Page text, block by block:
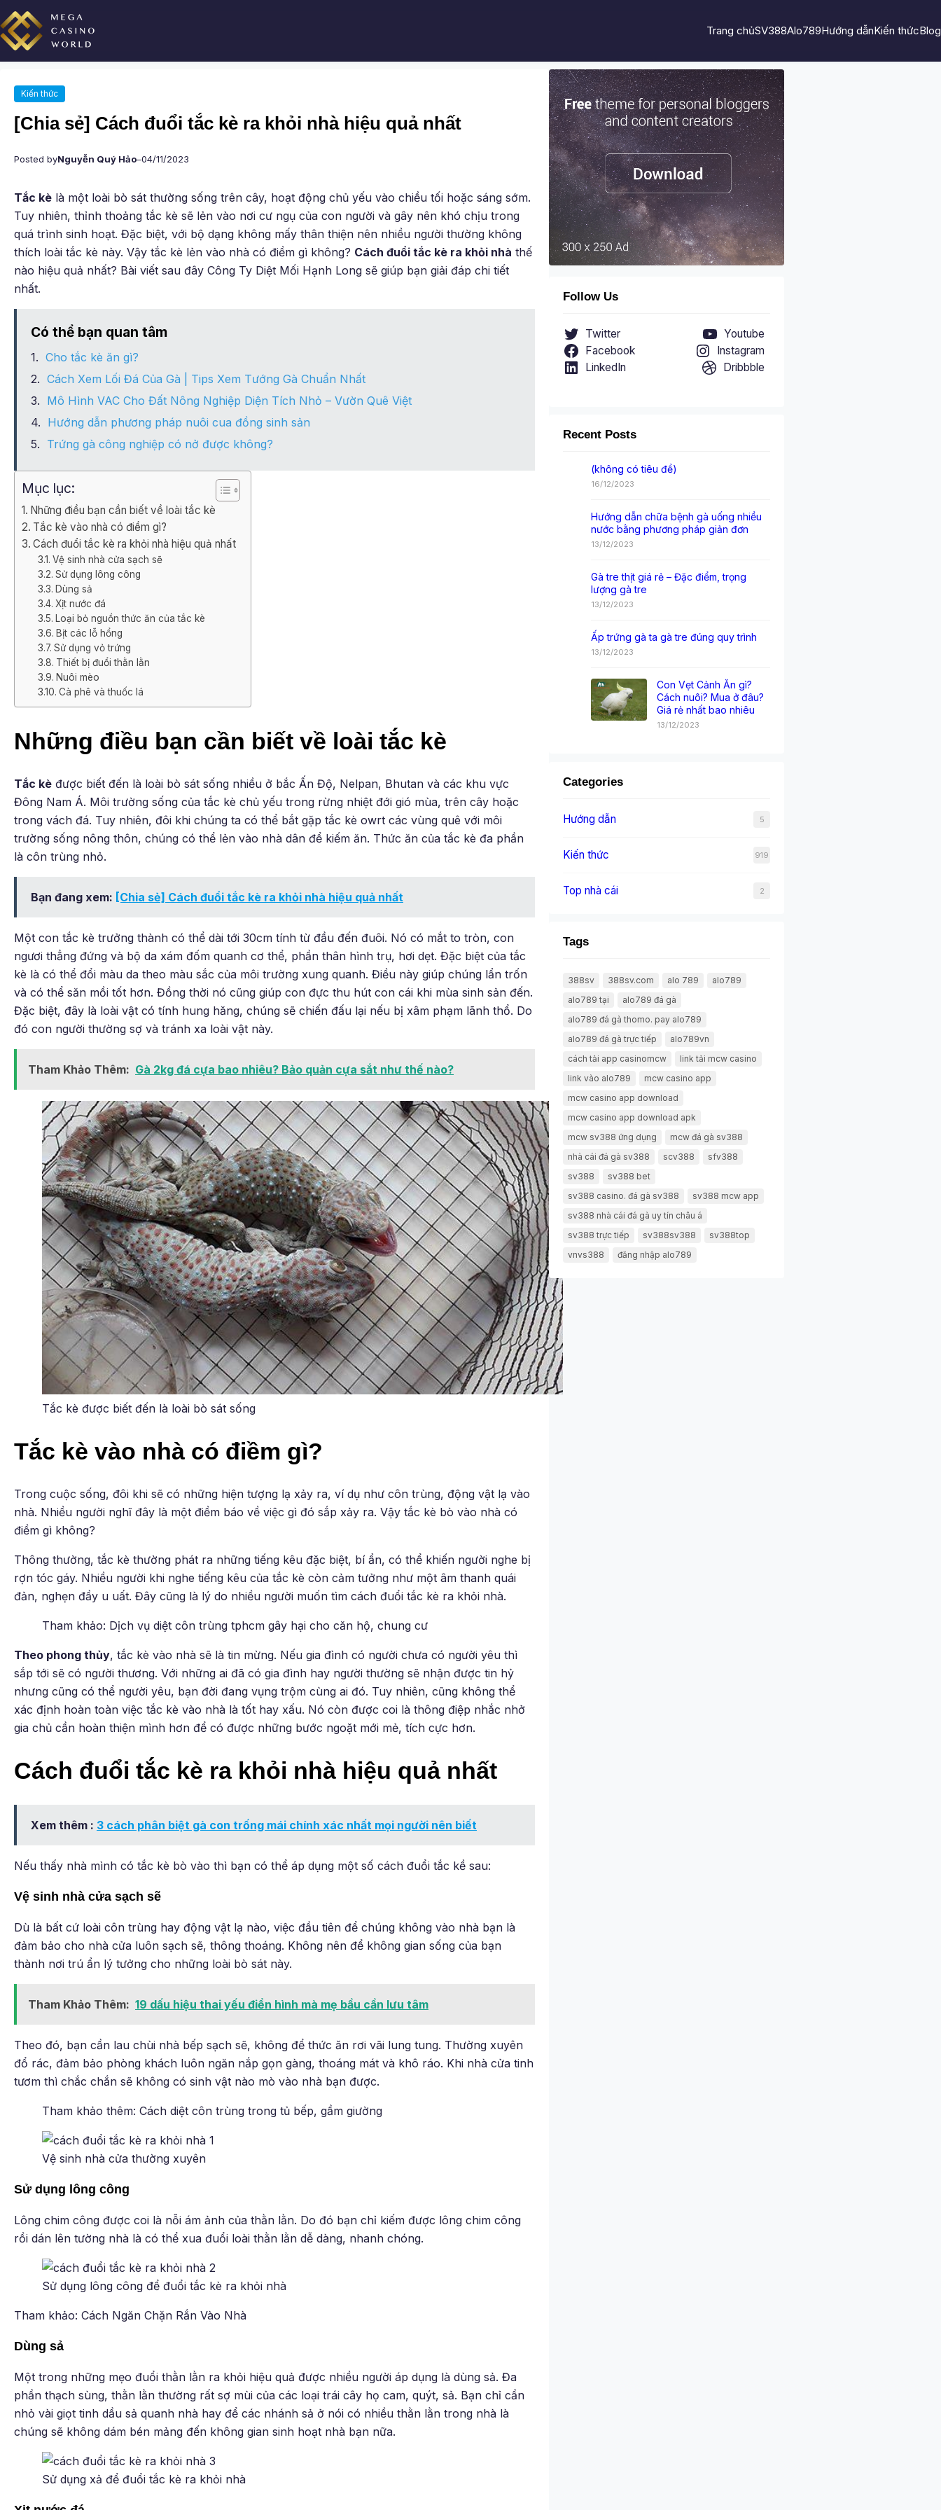
Chuyển
đến
phần
nội
Trang chủSV388Alo789Hướng dẫnKiến thứcBlog
Kiến thức
[Chia sẻ] Cách đuổi tắc kè ra khỏi nhà hiệu quả nhất
Posted byNguyễn Quý Hảo–04/11/2023
Tắc kè là một loài bò sát thường sống trên cây, hoạt động chủ yếu vào chiều tối hoặc sáng sớm.
Tuy nhiên, thỉnh thoảng tắc kè sẽ lẻn vào nơi cư ngụ của con người và gây nên khó chịu trong
quá trình sinh hoạt. Đặc biệt, với bộ dạng không mấy thân thiện nên nhiều người thường không
thích loài tắc kè này. Vậy tắc kè lẻn vào nhà có điềm gì không? Cách đuổi tắc kè ra khỏi nhà thế
nào hiệu quả nhất? Bài viết sau đây Công Ty Diệt Mối Hạnh Long sẽ giúp bạn giải đáp chi tiết
nhất.
Có thể bạn quan tâm
Cho tắc kè ăn gì?
Cách Xem Lối Đá Của Gà | Tips Xem Tướng Gà Chuẩn Nhất
Mô Hình VAC Cho Đất Nông Nghiệp Diện Tích Nhỏ – Vườn Quê Việt
Hướng dẫn phương pháp nuôi cua đồng sinh sản
Trứng gà công nghiệp có nở được không?
Mục lục:
Những điều bạn cần biết về loài tắc kè
Tắc kè vào nhà có điềm gì?
Cách đuổi tắc kè ra khỏi nhà hiệu quả nhất
Vệ sinh nhà cửa sạch sẽ
Sử dụng lông công
Dùng sả
Xịt nước đá
Loại bỏ nguồn thức ăn của tắc kè
Bịt các lỗ hổng
Sử dụng vỏ trứng
Thiết bị đuổi thằn lằn
Nuôi mèo
Cà phê và thuốc lá
Những điều bạn cần biết về loài tắc kè
Tắc kè được biết đến là loài bò sát sống nhiều ở bắc Ấn Độ, Nelpan, Bhutan và các khu vực
Đông Nam Á. Môi trường sống của tắc kè chủ yếu trong rừng nhiệt đới gió mùa, trên cây hoặc
trong vách đá. Tuy nhiên, đôi khi chúng ta có thể bắt gặp tắc kè owrt các vùng quê với môi
trường sống nông thôn, chúng có thể lẻn vào nhà dân để kiếm ăn. Thức ăn của tắc kè đa phần
là côn trùng nhỏ.
Bạn đang xem: [Chia sẻ] Cách đuổi tắc kè ra khỏi nhà hiệu quả nhất
Một con tắc kè trưởng thành có thể dài tới 30cm tính từ đầu đến đuôi. Nó có mắt to tròn, con
ngươi thẳng đứng và bộ da xám đốm quanh cơ thể, phần thân hình trụ, hơi dẹt. Đặc biệt của tắc
kè là có thể đổi màu da theo màu sắc của môi trường xung quanh. Điều này giúp chúng lẩn trốn
và có thể săn mồi tốt hơn. Đồng thời nó cũng giúp con đực thu hút con cái khi mùa sinh sản đến.
Đặc biệt, đây là loài vật có tính hung hăng, chúng sẽ chiến đấu lại nếu bị xâm phạm lãnh thổ. Do
đó con người thường sợ và tránh xa loài vật này.
Tham Khảo Thêm: Gà 2kg đá cựa bao nhiêu? Bảo quản cựa sắt như thế nào?
Tắc kè được biết đến là loài bò sát sống
Tắc kè vào nhà có điềm gì?
Trong cuộc sống, đôi khi sẽ có những hiện tượng lạ xảy ra, ví dụ như côn trùng, động vật lạ vào
nhà. Nhiều người nghĩ đây là một điềm báo về việc gì đó sắp xảy ra. Vậy tắc kè bò vào nhà có
điềm gì không?
Thông thường, tắc kè thường phát ra những tiếng kêu đặc biệt, bí ẩn, có thể khiến người nghe bị
rợn tóc gáy. Nhiều người khi nghe tiếng kêu của tắc kè còn cảm tưởng như một âm thanh quái
đản, nghẹn đầy u uất. Đây cũng là lý do nhiều người muốn tìm cách đuổi tắc kè ra khỏi nhà.
Tham khảo: Dịch vụ diệt côn trùng tphcm gây hại cho căn hộ, chung cư
Theo phong thủy, tắc kè vào nhà sẽ là tin mừng. Nếu gia đình có người chưa có người yêu thì
sắp tới sẽ có người thương. Với những ai đã có gia đình hay người thường sẽ nhận được tin hỷ
nhưng cũng có thể người yêu, bạn đời đang vụng trộm cùng ai đó. Tuy nhiên, cũng không thể
xác định hoàn toàn việc tắc kè vào nhà là tốt hay xấu. Nó còn được coi là thông điệp nhắc nhở
gia chủ cần hoàn thiện mình hơn để có được những bước ngoặt mới mẻ, tích cực hơn.
Cách đuổi tắc kè ra khỏi nhà hiệu quả nhất
Xem thêm : 3 cách phân biệt gà con trống mái chính xác nhất mọi người nên biết
Nếu thấy nhà mình có tắc kè bò vào thì bạn có thể áp dụng một số cách đuổi tắc kề sau:
Vệ sinh nhà cửa sạch sẽ
Dù là bất cứ loài côn trùng hay động vật lạ nào, việc đầu tiên để chúng không vào nhà bạn là
đảm bảo cho nhà cửa luôn sạch sẽ, thông thoáng. Không nên để không gian sống của bạn
thành nơi trú ẩn lý tưởng cho những loài bò sát này.
Tham Khảo Thêm: 19 dấu hiệu thai yếu điển hình mà mẹ bầu cần lưu tâm
Theo đó, bạn cần lau chùi nhà bếp sạch sẽ, không để thức ăn rơi vãi lung tung. Thường xuyên
đổ rác, đảm bảo phòng khách luôn ngăn nắp gọn gàng, thoáng mát và khô ráo. Khi nhà cửa tinh
tươm thì chắc chắn sẽ không có sinh vật nào mò vào nhà bạn được.
Tham khảo thêm: Cách diệt côn trùng trong tủ bếp, gầm giường
Vệ sinh nhà cửa thường xuyên
Sử dụng lông công
Lông chim công được coi là nỗi ám ảnh của thằn lằn. Do đó bạn chỉ kiếm được lông chim công
rồi dán lên tường nhà là có thể xua đuổi loài thằn lằn dễ dàng, nhanh chóng.
Sử dụng lông công để đuổi tắc kè ra khỏi nhà
Tham khảo: Cách Ngăn Chặn Rắn Vào Nhà
Dùng sả
Một trong những mẹo đuổi thằn lằn ra khỏi hiệu quả được nhiều người áp dụng là dùng sả. Đa
phần thạch sùng, thằn lằn thường rất sợ mùi của các loại trái cây họ cam, quýt, sả. Bạn chỉ cần
nhỏ vài giọt tinh dầu sả quanh nhà hay để các nhánh sả ở nói có nhiều thằn lằn trong nhà là
chúng sẽ không dám bén mảng đến không gian sinh hoạt nhà bạn nữa.
Sử dụng xả để đuổi tắc kè ra khỏi nhà
Follow Us
Twitter
Youtube
Facebook
Instagram
LinkedIn
Dribbble
Recent Posts
(không có tiêu đề)
16/12/2023
Hướng dẫn chữa bệnh gà uống nhiều
nước bằng phương pháp giản đơn
13/12/2023
Gà tre thịt giá rẻ – Đặc điểm, trọng
lượng gà tre
13/12/2023
Ấp trứng gà ta gà tre đúng quy trình
13/12/2023
Con Vẹt Cảnh Ăn gì?
Cách nuôi? Mua ở đâu?
Giá rẻ nhất bao nhiêu
13/12/2023
Categories
Hướng dẫn 5
Kiến thức 919
Top nhà cái 2
Tags
388sv 388sv.com alo 789
alo789
alo789 tại
alo789 đá gà
alo789 đá gà thomo. pay alo789
alo789 đá gà trực tiếp
alo789vn
cách tải app casinomcw
link tải mcw casino
link vào alo789
mcw casino app
mcw casino app download
mcw casino app download apk
mcw sv388 ứng dụng
mcw đá gà sv388
nhà cái đá gà sv388
scv388
sfv388
sv388
sv388 bet
sv388 casino. đá gà sv388
sv388 mcw app
sv388 nhà cái đá gà uy tín châu á
sv388 trực tiếp
sv388sv388
sv388top
vnvs388
đăng nhập alo789